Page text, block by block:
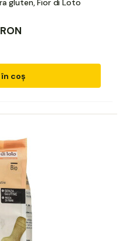
gluten, Fior di Loto
coș